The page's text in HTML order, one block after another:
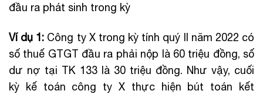
đầu ra phát sinh trong kỳ
Ví dụ 1: Công ty X trong kỳ tính quý II năm 2022 có
số thuế GTGT đầu ra phải nộp là 60 triệu đồng, số
dư nợ tại TK 133 là 30 triệu đồng. Như vậy, cuối
kỳ kế toán công ty X thực hiện bút toán kết